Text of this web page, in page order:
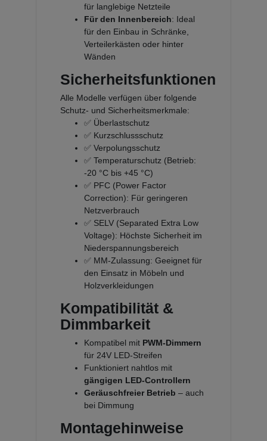
für langlebige Netzteile
Für den Innenbereich: Ideal
für den Einbau in Schränke,
Verteilerkästen oder hinter
Wänden
Sicherheitsfunktionen
Alle Modelle verfügen über folgende
Schutz- und Sicherheitsmerkmale:
✅ Überlastschutz
✅ Kurzschlussschutz
✅ Verpolungsschutz
✅ Temperaturschutz (Betrieb:
-20 °C bis +45 °C)
✅ PFC (Power Factor
Correction): Für geringeren
Netzverbrauch
✅ SELV (Separated Extra Low
Voltage): Höchste Sicherheit im
Niederspannungsbereich
✅ MM-Zulassung: Geeignet für
den Einsatz in Möbeln und
Holzverkleidungen
Kompatibilität &
Dimmbarkeit
Kompatibel mit PWM-Dimmern
für 24V LED-Streifen
Funktioniert nahtlos mit
gängigen LED-Controllern
Geräuschfreier Betrieb – auch
bei Dimmung
Montagehinweise